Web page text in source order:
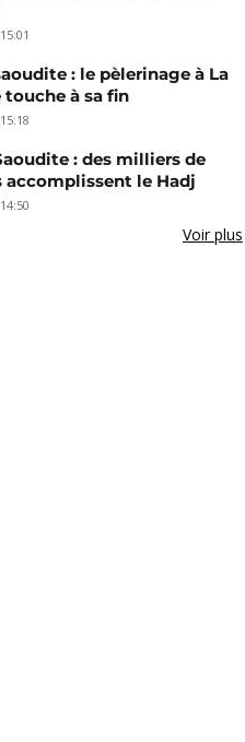
: le pèlerinage à La
touche à sa fin
: des milliers de
accomplissent le Hadj
Voir plus